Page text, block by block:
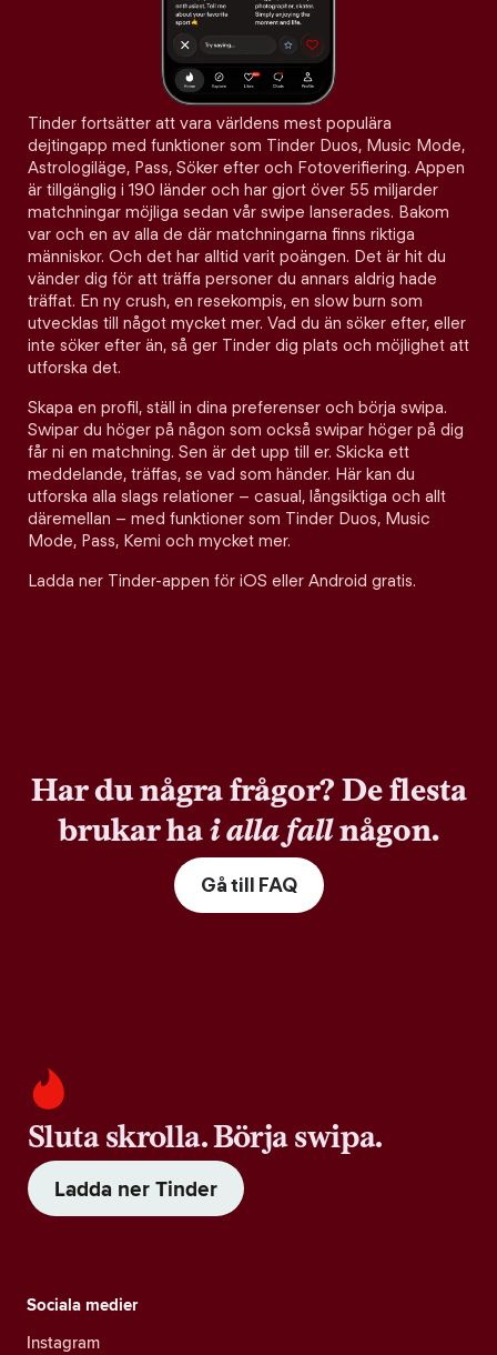
Tinder fortsätter att vara världens mest populära
dejtingapp med funktioner som Tinder Duos, Music Mode,
Astrologiläge, Pass, Söker efter och Fotoverifiering. Appen
är tillgänglig i 190 länder och har gjort över 55 miljarder
matchningar möjliga sedan vår swipe lanserades. Bakom
var och en av alla de där matchningarna finns riktiga
människor. Och det har alltid varit poängen. Det är hit du
vänder dig för att träffa personer du annars aldrig hade
träffat. En ny crush, en resekompis, en slow burn som
utvecklas till något mycket mer. Vad du än söker efter, eller
inte söker efter än, så ger Tinder dig plats och möjlighet att
utforska det.
Skapa en profil, ställ in dina preferenser och börja swipa.
Swipar du höger på någon som också swipar höger på dig
får ni en matchning. Sen är det upp till er. Skicka ett
meddelande, träffas, se vad som händer. Här kan du
utforska alla slags relationer – casual, långsiktiga och allt
däremellan – med funktioner som Tinder Duos, Music
Mode, Pass, Kemi och mycket mer.
Ladda ner Tinder-appen för iOS eller Android gratis.
Har du några frågor? De flesta
brukar hai alla fallnågon.
Gå till FAQ
Sluta skrolla. Börja swipa.
Ladda ner Tinder
Sociala medier
Instagram